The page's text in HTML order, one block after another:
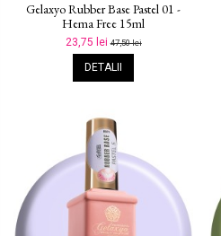
Gelaxyo Rubber Base Pastel 01 -
Hema Free 15ml
23,75 lei47,50 lei
DETALII